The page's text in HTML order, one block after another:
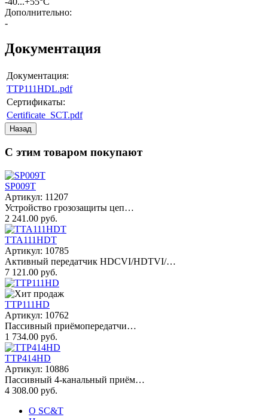
Дополнительно:
-
Документация
Документация:
TTP111HDL.pdf
Сертификаты:
Certificate_SCT.pdf
С этим товаром покупают
SP009T
Артикул: 11207
Устройство грозозащиты цеп…
2 241.00 руб.
TTA111HDT
Артикул: 10785
Активный передатчик HDCVI/HDTVI/…
7 121.00 руб.
TTP111HD
Артикул: 10762
Пассивный приёмопередатчи…
1 734.00 руб.
TTP414HD
Артикул: 10886
Пассивный 4-канальный приём…
4 308.00 руб.
О SC&T